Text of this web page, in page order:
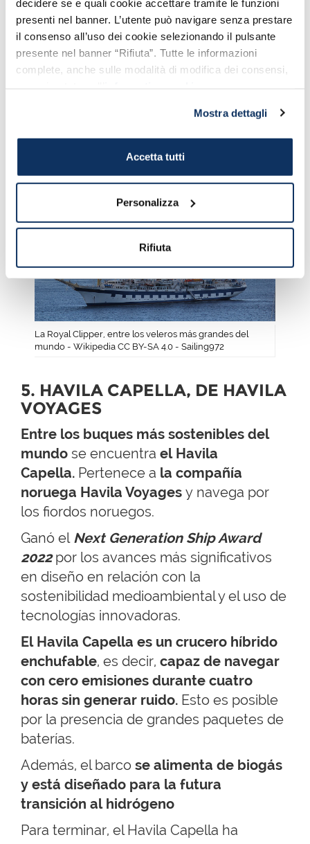
decidere se e quali cookie accettare tramite le funzioni
presenti nel banner. L’utente può navigare senza prestare
il consenso all’uso dei cookie selezionando il pulsante
presente nel banner “Rifiuta”. Tutte le informazioni
complete, anche sulle modalità di modifica dei consensi,
Mostra dettagli
Accetta tutti
Personalizza
Rifiuta
Suelen estar amarrados en elpuerto de
Civitavecchia, así que es muy probable
que los veas.
La flota de Star Clippers se compone de
y pequeños que
La Royal Clipper, entre los veleros más grandes del
mundo - Wikipedia CC BY-SA 4.0 - Sailing972
5. HAVILA CAPELLA, DE HAVILA
VOYAGES
Entre los buques más sostenibles del
mundo se encuentra el Havila
Capella. Pertenece a la compañía
noruega Havila Voyages y navega por
los fiordos noruegos.
Ganó el Next Generation Ship Award
2022por los avances más significativos
en diseño en relación con la
sostenibilidad medioambiental y el uso de
tecnologías innovadoras.
El Havila Capella es un crucero híbrido
enchufable, es decir, capaz de navegar
con cero emisiones durante cuatro
horas sin generar ruido. Esto es posible
por la presencia de grandes paquetes de
baterías.
Además, el barco se alimenta de biogás
y está diseñado para la futura
transición al hidrógeno
Para terminar, el Havila Capella ha